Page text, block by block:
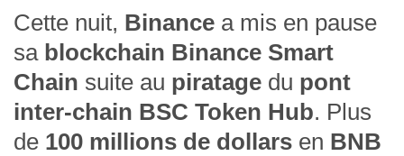
Cette nuit, Binance a mis en pause
sa blockchain Binance Smart
Chain suite au piratage du pont
inter-chain BSC Token Hub. Plus
de 100 millions de dollars en BNB